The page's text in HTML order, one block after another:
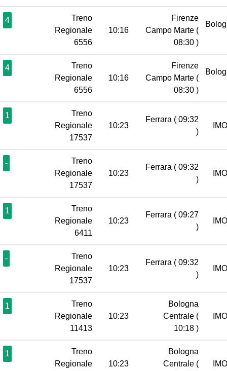
4
Treno
Regionale
6556
10:16
Firenze
Campo Marte (
08:30 )
4
Treno
Regionale
6556
10:16
Firenze
Campo Marte (
08:30 )
1
Treno
Regionale
17537
10:23
Ferrara ( 09:32
)
-
Treno
Regionale
17537
10:23
Ferrara ( 09:32
)
1
Treno
Regionale
6411
10:23
Ferrara ( 09:27
)
-
Treno
Regionale
17537
10:23
Ferrara ( 09:32
)
1
Treno
Regionale
11413
10:23
Bologna
Centrale (
10:18 )
1
Treno
Regionale
10:23
Bologna
Centrale (